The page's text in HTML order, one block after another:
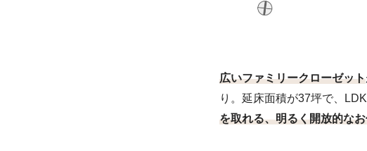
広いファミリークローゼット
り。延床面積が37坪で、
を取れる、明るく開放的な